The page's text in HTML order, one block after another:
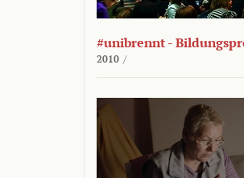
#unibrennt -
2010 /